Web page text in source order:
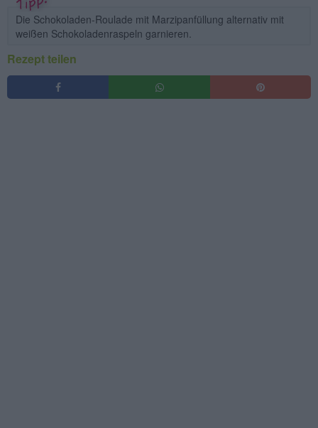
Die Schokoladen-Roulade mit Marzipanfüllung alternativ mit
weißen Schokoladenraspeln garnieren.
Rezept teilen